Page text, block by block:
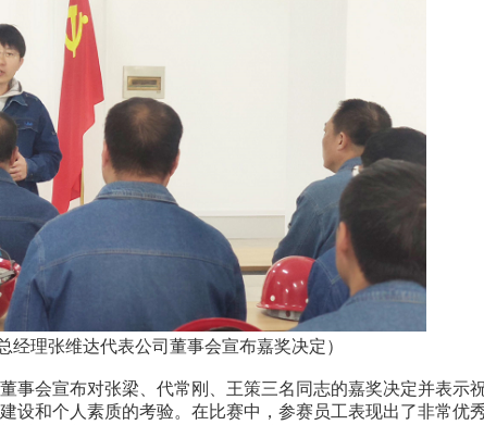
公司董事会宣布嘉奖决定）
会宣布对张梁、代常刚、王策三名同志的嘉奖决定并表示
设和个人素质的考验。在比赛中，参赛员工表现出了非常优